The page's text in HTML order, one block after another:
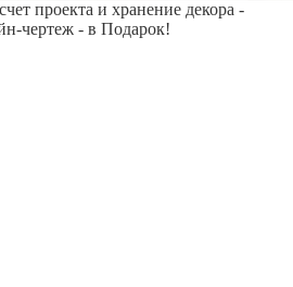
проекта и хранение декора -
чертеж - в Подарок!